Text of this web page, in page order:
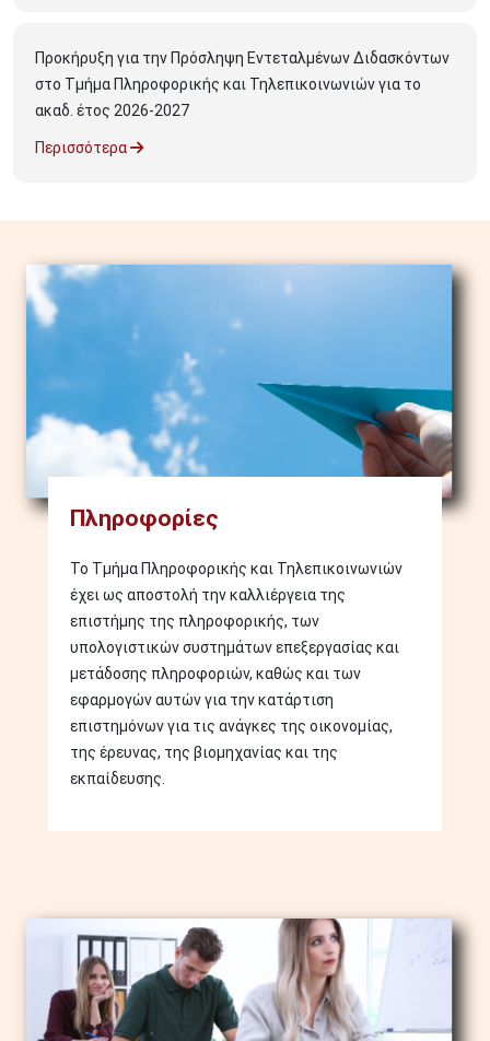
Προκήρυξη για την Πρόσληψη Εντεταλμένων Διδασκόντων
στο Τμήμα Πληροφορικής και Τηλεπικοινωνιών για το
ακαδ. έτος 2026-2027
Περισσότερα
Image
Πληροφορίες
Το Τμήμα Πληροφορικής και Τηλεπικοινωνιών
έχει ως αποστολή την καλλιέργεια της
επιστήμης της πληροφορικής, των
υπολογιστικών συστημάτων επεξεργασίας και
μετάδοσης πληροφοριών, καθώς και των
εφαρμογών αυτών για την κατάρτιση
επιστημόνων για τις ανάγκες της οικονομίας,
της έρευνας, της βιομηχανίας και της
εκπαίδευσης.